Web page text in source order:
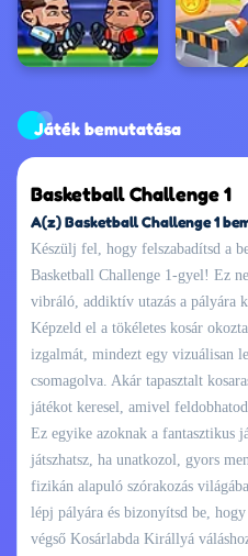
Játék bemutatása
Basketball Challenge 1
A(z) Basketball Challenge 1
Készülj fel, hogy felszabadítsd a
Basketball Challenge 1-gyel! Ez
vibráló, addiktív utazás a pályára
Képzeld el a tökéletes kosár
izgalmát, mindezt egy vizuálisan
csomagolva. Akár tapasztalt
játékot keresel, amivel
Ez egyike azoknak a fantasztikus
játszhatsz, ha unatkozol, gyors
fizikán alapuló szórakozás
lépj pályára és bizonyítsd be,
végső Kosárlabda Királlyá